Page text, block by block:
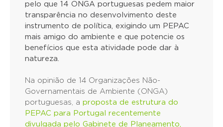
pelo que 14 ONGA portuguesas pedem maior
transparência no desenvolvimento deste
instrumento de política, exigindo um PEPAC
mais amigo do ambiente e que potencie os
benefícios que esta atividade pode dar à
natureza.
Na opinião de 14 Organizações Não-
Governamentais de Ambiente (ONGA)
portuguesas, a proposta de estrutura do
PEPAC para Portugal recentemente
divulgada pelo Gabinete de Planeamento,